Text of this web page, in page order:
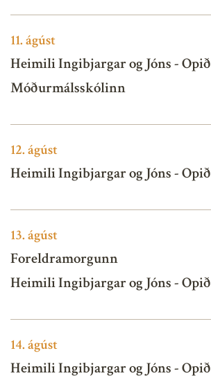
11.ágúst
Heimili Ingibjargar og Jóns - Opið
Móðurmálsskólinn
12.ágúst
Heimili Ingibjargar og Jóns - Opið
13.ágúst
Foreldramorgunn
Heimili Ingibjargar og Jóns - Opið
14.ágúst
Heimili Ingibjargar og Jóns - Opið